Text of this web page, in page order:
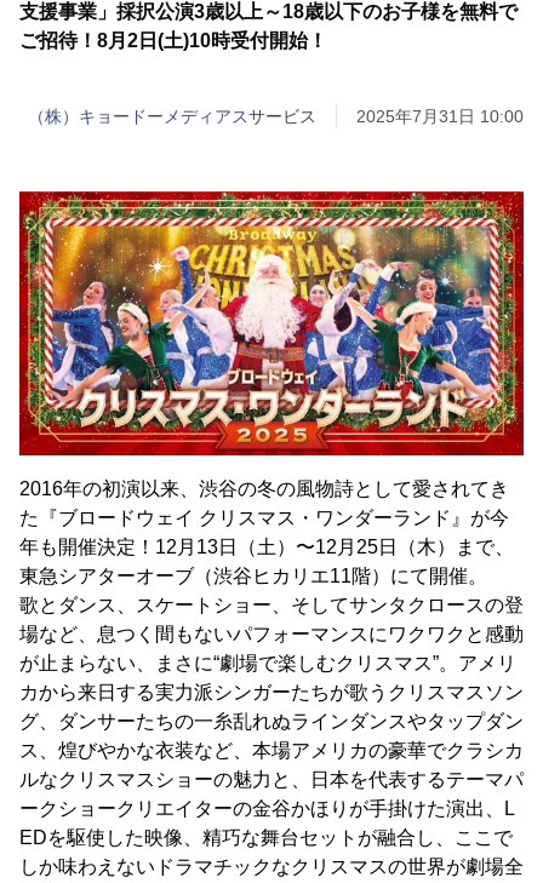
支援事業」採択公演3歳以上～18歳以下のお子様を無料で
ご招待！8月2日(土)10時受付開始！
（株）キョードーメディアスサービス 2025年7月31日 10:00
2016年の初演以来、渋谷の冬の風物詩として愛されてき
た『ブロードウェイ クリスマス・ワンダーランド』が今
年も開催決定！12月13日（土）〜12月25日（木）まで、
東急シアターオーブ（渋谷ヒカリエ11階）にて開催。
歌とダンス、スケートショー、そしてサンタクロースの登
場など、息つく間もないパフォーマンスにワクワクと感動
が止まらない、まさに“劇場で楽しむクリスマス”。アメリ
カから来日する実力派シンガーたちが歌うクリスマスソン
グ、ダンサーたちの一糸乱れぬラインダンスやタップダン
ス、煌びやかな衣装など、本場アメリカの豪華でクラシカ
ルなクリスマスショーの魅力と、日本を代表するテーマパ
ークショークリエイターの金谷かほりが手掛けた演出、L
EDを駆使した映像、精巧な舞台セットが融合し、ここで
しか味わえないドラマチックなクリスマスの世界が劇場全